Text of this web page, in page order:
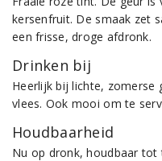
kersenfruit. De smaak zet
een frisse, droge afdronk.
Drinken bij
Heerlijk bij lichte, zomerse
vlees. Ook mooi om te
Houdbaarheid
Nu op dronk, houdbaar